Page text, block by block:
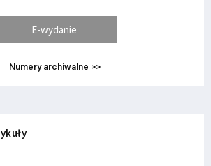
E-wydanie
Numery archiwalne >>